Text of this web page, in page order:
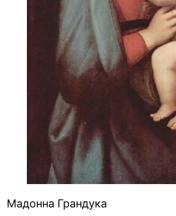
Мадонна Грандука